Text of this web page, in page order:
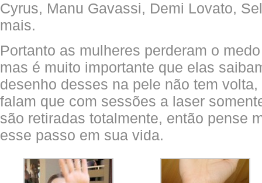
Cyrus, Manu Gavassi, Demi Lovato,
mais.
Portanto as mulheres perderam o
mas é muito importante que elas
desenho desses na pele não tem
falam que com sessões a laser
são retiradas totalmente, então pense
esse passo em sua vida.